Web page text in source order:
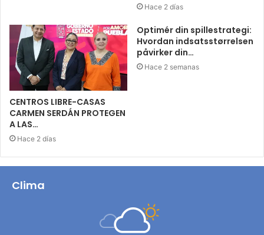
Hace 2 días
CENTROS LIBRE-CASAS
CARMEN SERDÁN PROTEGEN
A LAS…
Hace 2 días
Optimér din spillestrategi:
Hvordan indsatsstørrelsen
påvirker din…
Hace 2 semanas
Clima